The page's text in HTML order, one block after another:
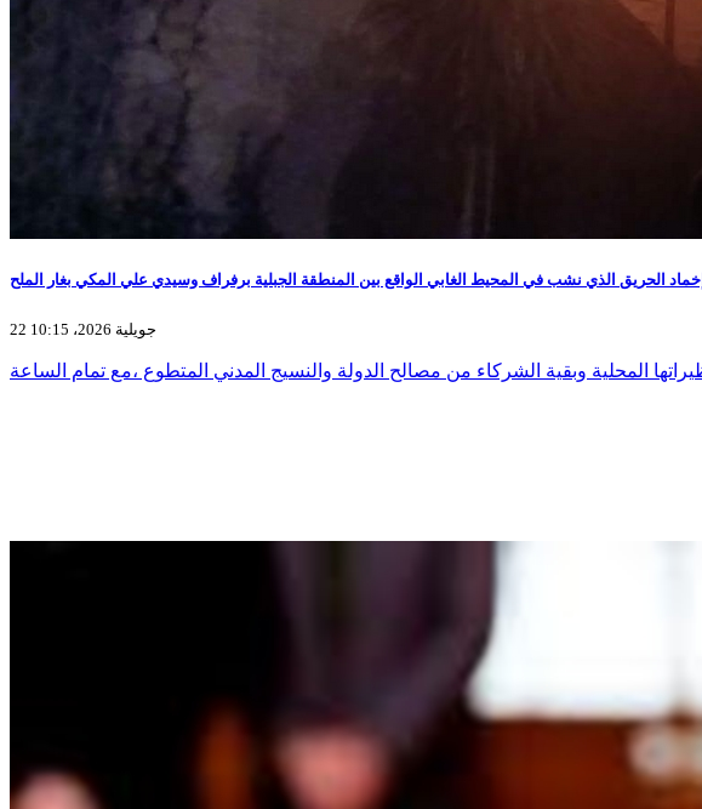
إخماد الحريق الذي نشب في المحيط الغابي الواقع بين المنطقة الجبلية برفراف وسيدي علي المكي بغار الملح
22 جويلية 2026، 10:15